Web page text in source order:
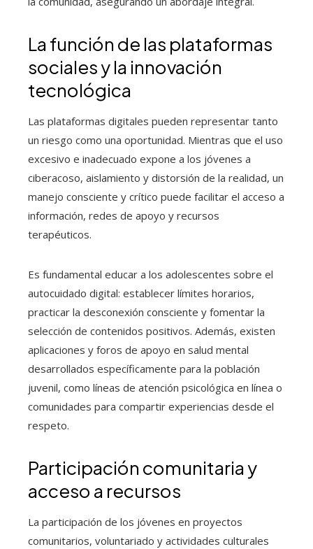
La función de las plataformas
sociales y la innovación
tecnológica
Las plataformas digitales pueden representar tanto
un riesgo como una oportunidad. Mientras que el uso
excesivo e inadecuado expone a los jóvenes a
ciberacoso, aislamiento y distorsión de la realidad, un
manejo consciente y crítico puede facilitar el acceso a
información, redes de apoyo y recursos
terapéuticos.
Es fundamental educar a los adolescentes sobre el
autocuidado digital: establecer límites horarios,
practicar la desconexión consciente y fomentar la
selección de contenidos positivos. Además, existen
aplicaciones y foros de apoyo en salud mental
desarrollados específicamente para la población
juvenil, como líneas de atención psicológica en línea o
comunidades para compartir experiencias desde el
respeto.
Participación comunitaria y
acceso a recursos
La participación de los jóvenes en proyectos
comunitarios, voluntariado y actividades culturales